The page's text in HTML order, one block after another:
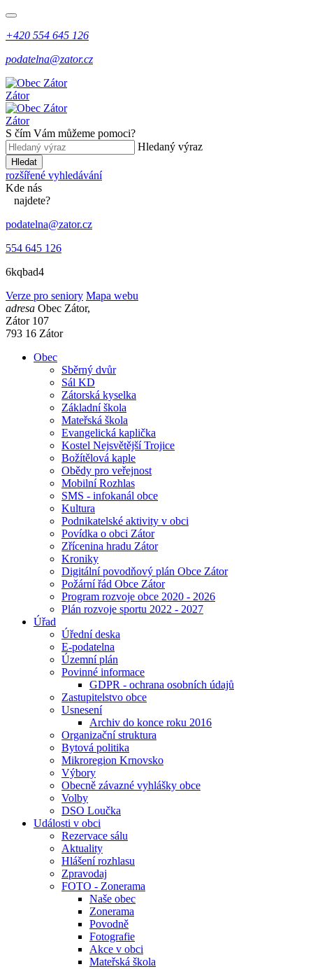
+420 554 645 126
podatelna@zator.cz
Zátor
Zátor
S čím Vám můžeme pomoci?
Hledaný výraz
Hledat
rozšířené vyhledávání
Kde nás
najdete?
podatelna@zator.cz
554 645 126
6kqbad4
Verze pro seniory Mapa webu
adresa Obec Zátor,
Zátor 107
793 16 Zátor
Obec
Sběrný dvůr
Sál KD
Zátorská kyselka
Základní škola
Mateřská škola
Evangelická kaplička
Kostel Nejsvětější Trojice
Božítělová kaple
Obědy pro veřejnost
Mobilní Rozhlas
SMS - infokanál obce
Kultura
Podnikatelské aktivity v obci
Povídka o obci Zátor
Zřícenina hradu Zátor
Kroniky
Digitální povodňový plán Obce Zátor
Požární řád Obce Zátor
Program rozvoje obce 2020 - 2026
Plán rozvoje sportu 2022 - 2027
Úřad
Úřední deska
E-podatelna
Územní plán
Povinné informace
GDPR - ochrana osobních údajů
Zastupitelstvo obce
Usnesení
Archiv do konce roku 2016
Organizační struktura
Bytová politika
Mikroregion Krnovsko
Výbory
Obecně závazné vyhlášky obce
Volby
DSO Loučka
Události v obci
Rezervace sálu
Aktuality
Hlášení rozhlasu
Zpravodaj
FOTO - Zonerama
Naše obec
Zonerama
Povodně
Fotografie
Akce v obci
Mateřská škola